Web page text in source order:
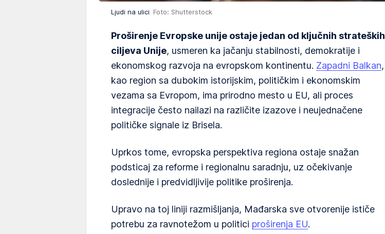
Ljudi na ulici Foto: Shutterstock
Proširenje Evropske unije ostaje jedan od ključnih strateških
ciljeva Unije, usmeren ka jačanju stabilnosti, demokratije i
ekonomskog razvoja na evropskom kontinentu. Zapadni Balkan,
kao region sa dubokim istorijskim, političkim i ekonomskim
vezama sa Evropom, ima prirodno mesto u EU, ali proces
integracije često nailazi na različite izazove i neujednačene
političke signale iz Brisela.
Uprkos tome, evropska perspektiva regiona ostaje snažan
podsticaj za reforme i regionalnu saradnju, uz očekivanje
doslednije i predvidljivije politike proširenja.
Upravo na toj liniji razmišljanja, Mađarska sve otvorenije ističe
potrebu za ravnotežom u politici proširenja EU.